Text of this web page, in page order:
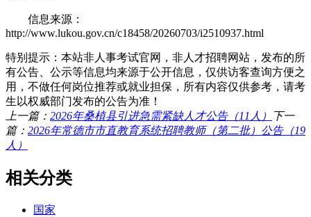
信息来源：
http://www.lukou.gov.cn/c18458/20260703/i2510937.html
特别提示：本站非人事考试官网，非人才招聘网站，发布的所
有公告、公示等信息均来源于公开信息，仅供访客查询方便之
用，不做任何岗位推荐或就业担保，所有内容仅供参考，请考
生以权威部门发布的公告为准！
上一篇： 2026年桑植县引进急需紧缺人才公告（11人）
下一
篇： 2026年常德市市直教育系统招聘教师（第二批）公告（19
人）
相关分类
国家